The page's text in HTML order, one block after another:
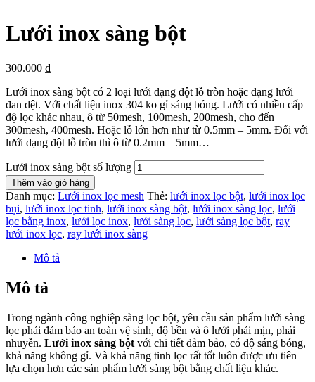
Lưới inox sàng bột
300.000 ₫
Lưới inox sàng bột có 2 loại lưới dạng đột lỗ tròn hoặc dạng lưới
đan dệt. Với chất liệu inox 304 ko gỉ sáng bóng. Lưới có nhiều cấp
độ lọc khác nhau, ô từ 50mesh, 100mesh, 200mesh, cho đến
300mesh, 400mesh. Hoặc lỗ lớn hơn như từ 0.5mm – 5mm. Đối với
lưới dạng đột lỗ tròn thì ô từ 0.2mm – 5mm…
Lưới inox sàng bột số lượng
Thêm vào giỏ hàng
Danh mục: Lưới inox lọc mesh Thẻ: lưới inox lọc bột, lưới inox lọc
bụi, lưới inox lọc tinh, lưới inox sàng bột, lưới inox sàng lọc, lưới
lọc bằng inox, lưới lọc inox, lưới sàng lọc, lưới sàng lọc bột, ray
lưới inox lọc, ray lưới inox sàng
Mô tả
Mô tả
Trong ngành công nghiệp sàng lọc bột, yêu cầu sản phẩm lưới sàng
lọc phải đảm bảo an toàn vệ sinh, độ bền và ô lưới phải mịn, phải
nhuyễn. Lưới inox sàng bột với chi tiết đảm bảo, có độ sáng bóng,
khả năng không gỉ. Và khả năng tinh lọc rất tốt luôn được ưu tiên
lựa chọn hơn các sản phẩm lưới sàng bột bằng chất liệu khác.